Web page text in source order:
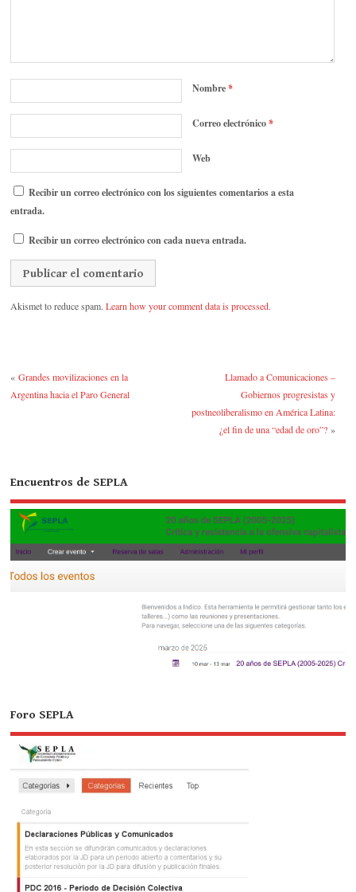
Nombre*
Correo electrónico*
Web
Recibir un correo electrónico con los siguientes comentarios a esta
entrada.
Recibir un correo electrónico con cada nueva entrada.
Akismet to reduce spam.Learn how your comment data is processed.
«Grandes movilizaciones en la
Argentina hacia el Paro General
Llamado a Comunicaciones –
Gobiernos progresistas y
postneoliberalismo en América Latina:
¿el fin de una “edad de oro”?»
Encuentros de SEPLA
Foro SEPLA